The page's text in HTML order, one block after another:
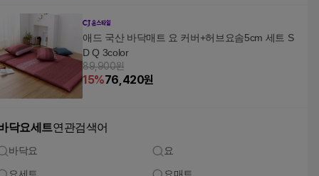
애드 국산 바닥매트 요 커버+허브요솜5cm 세트 S
D Q 3color
89,900원
15%76,420원
닥요세트연관검색어
바닥요 요